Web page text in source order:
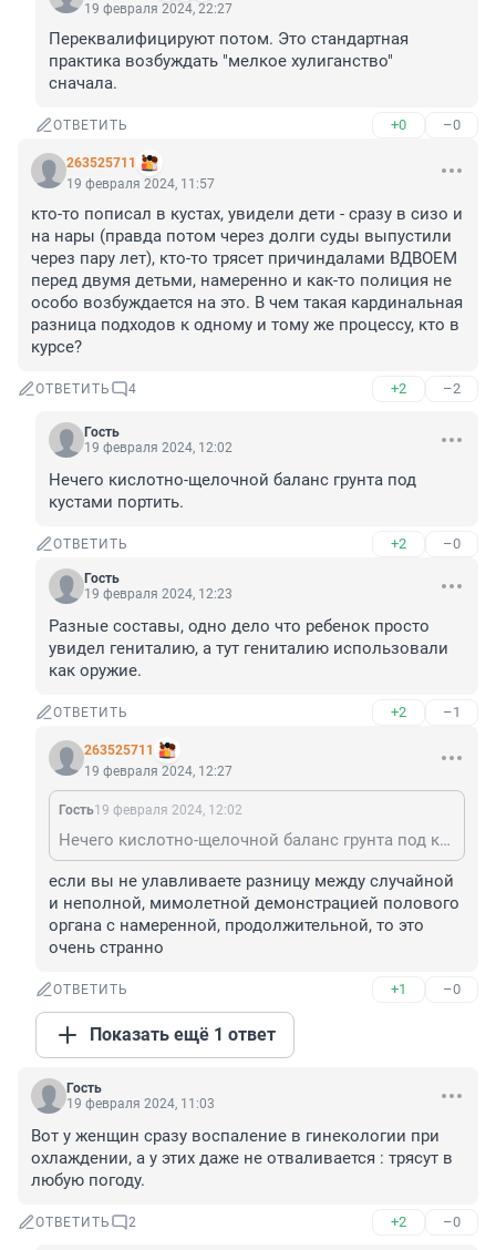
19 февраля 2024, 22:27
Переквалифицируют потом. Это стандартная
практика возбуждать "мелкое хулиганство"
сначала.
ОТВЕТИТЬ +0 –0
263525711
19 февраля 2024, 11:57
кто-то пописал в кустах, увидели дети - сразу в сизо и
на нары (правда потом через долги суды выпустили
через пару лет), кто-то трясет причиндалами ВДВОЕМ
перед двумя детьми, намеренно и как-то полиция не
особо возбуждается на это. В чем такая кардинальная
разница подходов к одному и тому же процессу, кто в
курсе?
ОТВЕТИТЬ 4 +2 –2
Гость
19 февраля 2024, 12:02
Нечего кислотно-щелочной баланс грунта под
кустами портить.
ОТВЕТИТЬ +2 –0
Гость
19 февраля 2024, 12:23
Разные составы, одно дело что ребенок просто
увидел гениталию, а тут гениталию использовали
как оружие.
ОТВЕТИТЬ +2 –1
263525711
19 февраля 2024, 12:27
Гость19 февраля 2024, 12:02
Нечего кислотно-щелочной баланс грунта под кустами портить.
если вы не улавливаете разницу между случайной
и неполной, мимолетной демонстрацией полового
органа с намеренной, продолжительной, то это
очень странно
ОТВЕТИТЬ +1 –0
Показать ещё 1 ответ
Гость
19 февраля 2024, 11:03
Вот у женщин сразу воспаление в гинекологии при
охлаждении, а у этих даже не отваливается : трясут в
любую погоду.
ОТВЕТИТЬ 2 +2 –0